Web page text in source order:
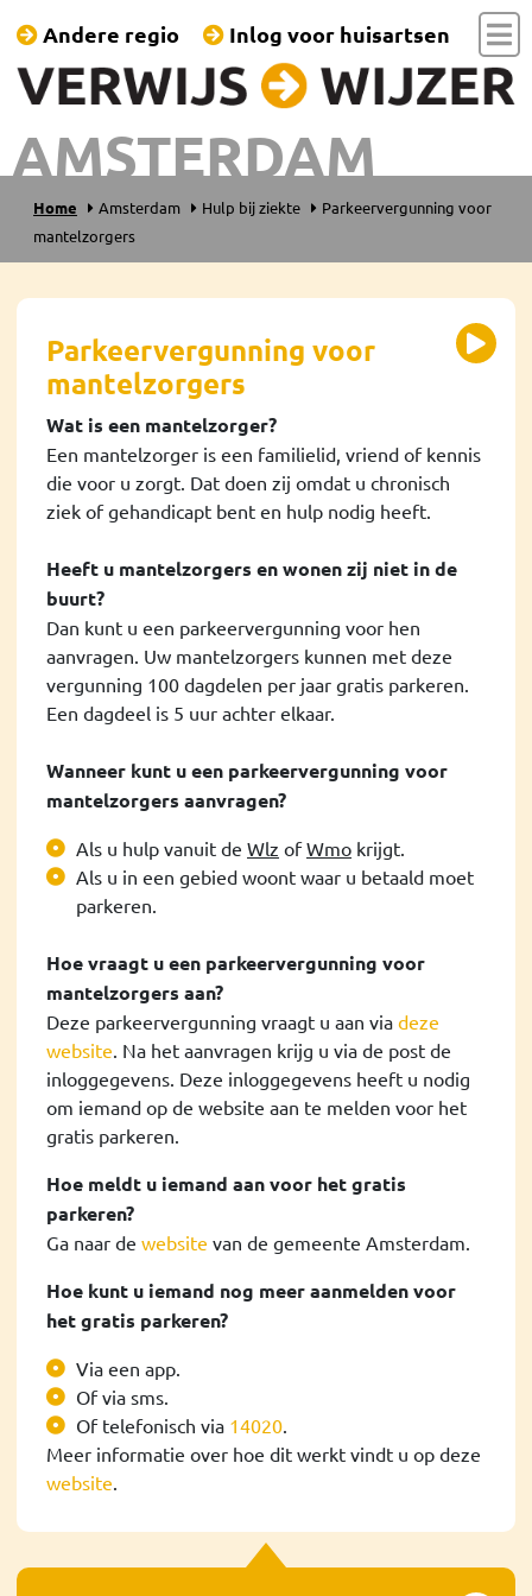
AMSTERDAM
Andere regio Inlog voor huisartsen
Home Amsterdam Hulp bij ziekte
Parkeervergunning voor
mantelzorgers
Parkeervergunning voor
mantelzorgers
Wat is een mantelzorger?
Een mantelzorger is een familielid, vriend of kennis
die voor u zorgt. Dat doen zij omdat u chronisch
ziek of gehandicapt bent en hulp nodig heeft.
Heeft u mantelzorgers en wonen zij niet in de
buurt?
Dan kunt u een parkeervergunning voor hen
aanvragen. Uw mantelzorgers kunnen met deze
vergunning 100 dagdelen per jaar gratis parkeren.
Een dagdeel is 5 uur achter elkaar.
Wanneer kunt u een parkeervergunning voor
mantelzorgers aanvragen?
Als u hulp vanuit de Wlz ofWmo krijgt.
Als u in een gebied woont waar u betaald moet
parkeren.
Hoe vraagt u een parkeervergunning voor
mantelzorgers aan?
Deze parkeervergunning vraagt u aan via deze
website . Na het aanvragen krijg u via de post de
inloggegevens. Deze inloggegevens heeft u nodig
om iemand op de website aan te melden voor het
gratis parkeren.
Hoe meldt u iemand aan voor het gratis
parkeren?
Ga naar de website van de gemeente Amsterdam.
Hoe kunt u iemand nog meer aanmelden voor
het gratis parkeren?
Via een app.
Of via sms.
Of telefonisch via 14020
Meer informatie over hoe dit werkt vindt u op deze
website